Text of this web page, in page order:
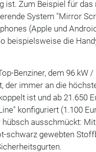
ist. Zum Beispiel für
System "Mirror
(Apple und
beispielsweise die
Benziner, dem 96 kW /
der immer an die
ist und ab 21.650
konfiguriert (1.100
ausschmückt:
schwarz gewebten